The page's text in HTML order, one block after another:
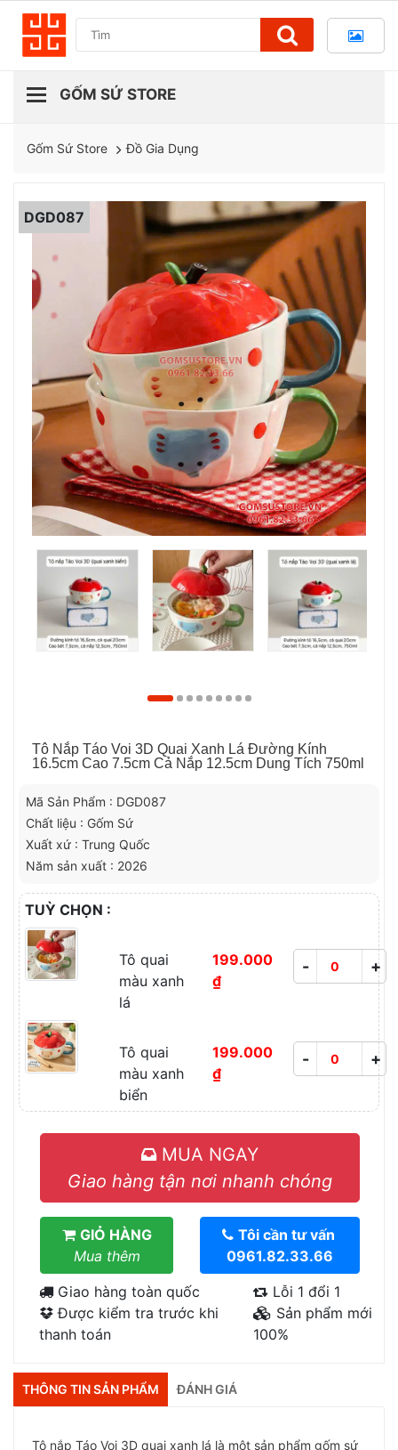
Gốm Sứ Store Đồ Gia Dụng
DGD087
Tô Nắp Táo Voi 3D Quai Xanh Lá Đường Kính
16.5cm Cao 7.5cm Cả Nắp 12.5cm Dung Tích 750ml
Mã Sản Phẩm : DGD087
Chất liệu : Gốm Sứ
Xuất xứ : Trung Quốc
Năm sản xuất : 2026
TUỲ CHỌN :
Tô quai
màu xanh
lá
199.000
₫
- +
Tô quai
màu xanh
biển
199.000
₫
- +
MUA NGAY
Giao hàng tận nơi nhanh chóng
GIỎ HÀNG
Mua thêm
Tôi cần tư vấn
0961.82.33.66
Giao hàng toàn quốc
Được kiểm tra trước khi
thanh toán
Lỗi 1 đổi 1
Sản phẩm mới
100%
THÔNG TIN SẢN PHẨM ĐÁNH GIÁ
Tô nắp Táo Voi 3D quai xanh lá là một sản phẩm gốm sứ